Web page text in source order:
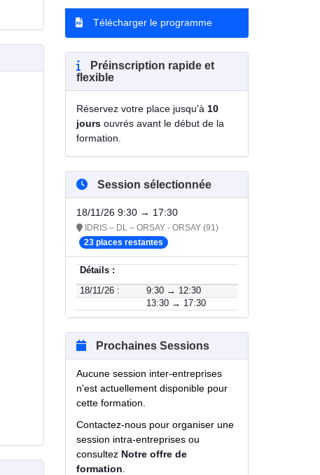
Télécharger le programme
Préinscription rapide et
flexible
Réservez votre place jusqu'à 10
joursouvrés avant le début de la
formation.
Session sélectionnée
18/11/26 9:30 → 17:30
IDRIS – DL – ORSAY - ORSAY (91)
23 places restantes
Détails :
18/11/26 :
9:30 → 12:30
13:30 → 17:30
Prochaines Sessions
Aucune session inter-entreprises
n'est actuellement disponible pour
cette formation.
Contactez-nous pour organiser une
session intra-entreprises ou
consultez Notre offre de
formation